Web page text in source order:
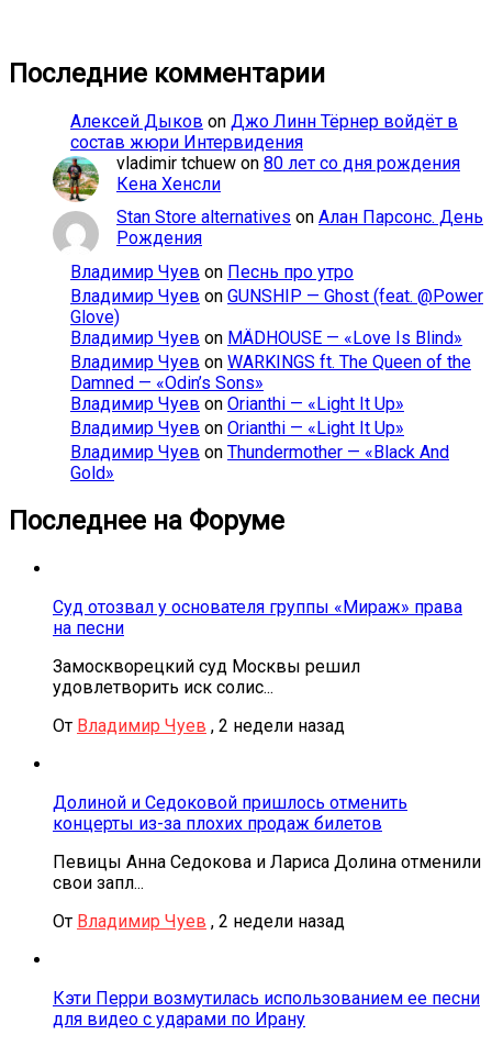
Последние комментарии
Алексей Дыков on Джо Линн Тёрнер войдёт в
состав жюри Интервидения
vladimir tchuew on 80 лет со дня рождения
Кена Хенсли
Stan Store alternatives on Алан Парсонс. День
Рождения
Владимир Чуев on Песнь про утро
Владимир Чуев on GUNSHIP — Ghost (feat. @Power
Glove)
Владимир Чуев on MÄDHOUSE — «Love Is Blind»
Владимир Чуев on WARKINGS ft. The Queen of the
Damned — «Odin’s Sons»
Владимир Чуев on Orianthi — «Light It Up»
Владимир Чуев on Orianthi — «Light It Up»
Владимир Чуев on Thundermother — «Black And
Gold»
Последнее на Форуме
Суд отозвал у основателя группы «Мираж» права
на песни
Замоскворецкий суд Москвы решил
удовлетворить иск солис...
От Владимир Чуев , 2 недели назад
Долиной и Седоковой пришлось отменить
концерты из-за плохих продаж билетов
Певицы Анна Седокова и Лариса Долина отменили
свои запл...
От Владимир Чуев , 2 недели назад
Кэти Перри возмутилась использованием ее песни
для видео с ударами по Ирану